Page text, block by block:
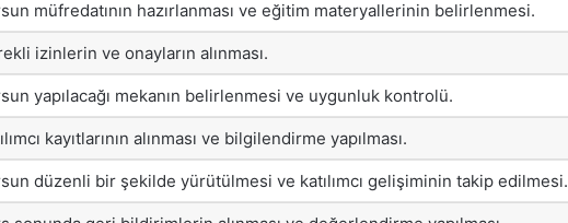
müfredatının hazırlanması ve eğitim materyallerinin belirlenmesi.
izinlerin ve onayların alınması.
yapılacağı mekanın belirlenmesi ve uygunluk kontrolü.
kayıtlarının alınması ve bilgilendirme yapılması.
düzenli bir şekilde yürütülmesi ve katılımcı gelişiminin takip edilmesi.